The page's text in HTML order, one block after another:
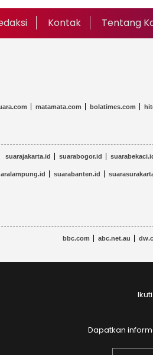
Kontak Tentang
matamata.com bolatimes.com
suarajakarta.id suarabogor.id
suarabanten.id
bbc.com abc.net.au
Dapatkan